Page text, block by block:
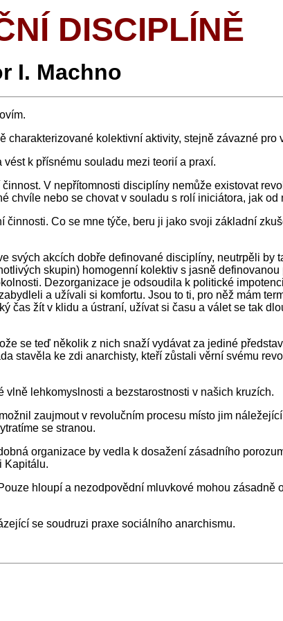
DISCIPLÍNĚ
I. Machno
kolektivní aktivity, stejně závazné pro
k přísnému souladu mezi teorií a praxí.
V nepřítomnosti disciplíny nemůže existovat
chvíle nebo se chovat v souladu s rolí iniciátora, jak od
Co se mne týče, beru ji jako svoji základní
akcích dobře definované disciplíny, neutrpěli by
skupin) homogenní kolektiv s jasně
Dezorganizace je odsoudila k politické
a užívali si komfortu. Jsou to ti, pro něž mám
čas žít v klidu a ústraní, užívat si času a válet se tak
se teď několik z nich snaží vydávat za jediné
stavěla ke zdi anarchisty, kteří zůstali věrní svému
lehkomyslnosti a bezstarostnosti v našich kruzích.
zaujmout v revolučním procesu místo jim
se stranou.
organizace by vedla k dosažení zásadního
Kapitálu.
hloupí a nezodpovědní mluvkové mohou zásadně
se soudruzi praxe sociálního anarchismu.